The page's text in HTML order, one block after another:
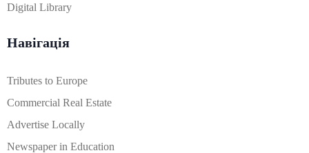
Digital Library
Навігація
Tributes to Europe
Commercial Real Estate
Advertise Locally
Newspaper in Education